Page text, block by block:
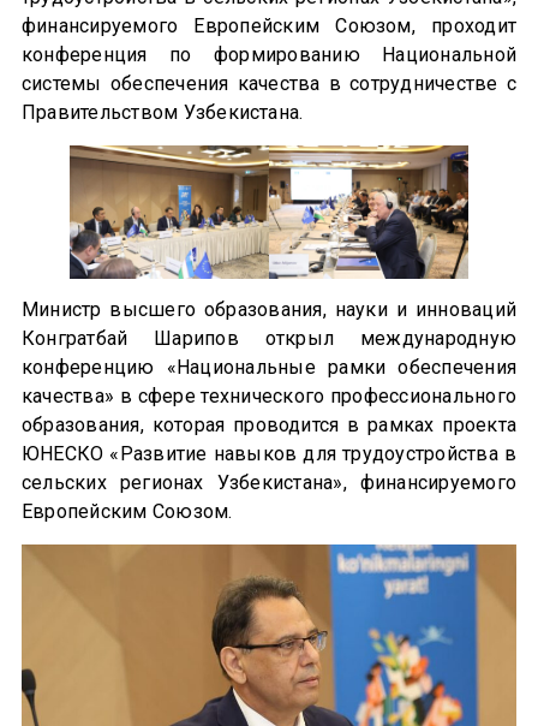
финансируемого Европейским Союзом, проходит
конференция по формированию Национальной
системы обеспечения качества в сотрудничестве с
Правительством Узбекистана.
Министр высшего образования, науки и инноваций
Конгратбай Шарипов открыл международную
конференцию «Национальные рамки обеспечения
качества» в сфере технического профессионального
образования, которая проводится в рамках проекта
ЮНЕСКО «Развитие навыков для трудоустройства в
сельских регионах Узбекистана», финансируемого
Европейским Союзом.